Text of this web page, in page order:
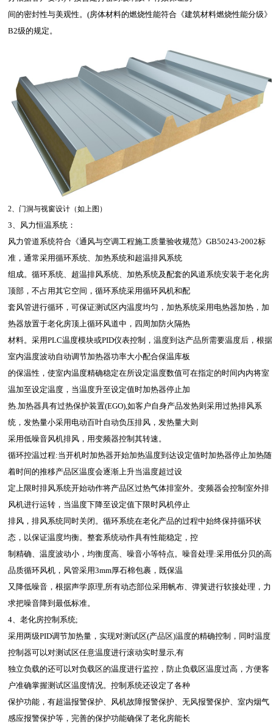
间的密封性与美观性。(房体材料的燃烧性能符合《建筑材料燃烧性能分级》
B2级的规定。
2、门洞与视窗设计（如上图）
3、风力恒温系统：
风力管道系统符合《通风与空调工程施工质量验收规范》GB50243-2002标
准，通常采用循环系统、加热系统和超温排风系统
组成。循环系统、超温排风系统、加热系统及配套的风道系统安装于老化房
顶部，不占用其它空间，循环系统采用循环风机和配
套风管进行循环，可保证测试区内温度均匀，加热系统采用电热器加热，加
热器放置于老化房顶上循环风道中，四周加防火隔热
材料。采用PLC温度模块或PID仪表控制，温度到达产品所需要温度后，根据
室内温度波动自动调节加热器功率大小配合保温库板
的保温性，使室内温度精确稳定在所设定温度数值可在指定的时间内内将室
温加至设定温度，当温度升至设定值时加热器停止加
热.加热器具有过热保护装置(EGO),如客户自身产品发热则采用过热排风系
统，发热量小采用电动百叶自动负压排风，发热量大则
采用低噪音风机排风，用变频器控制其转速。
循环控温过程:当开机时加热器开始加热温度到达设定值时加热器停止加热随
着时间的推移产品区温度会逐渐上升当温度超过设
定上限时排风系统开始动作将产品区过热气体排室外。变频器会控制室外排
风机进行运转，当温度下降至设定值下限时风机停止
排风，排风系统同时关闭。循环系统在老化产品的过程中始终保持循环状
态，以保证温度均衡。整套系统动作具有性能稳定，控
制精确、温度波动小，均衡度高、噪音小等特点。噪音处理:采用低分贝的高
品质循环风机，风管采用3mm厚石棉包裹，既保温
又降低噪音，根据声学原理,所有动态部位采用帆布、弹簧进行软接处理，力
求把噪音降到最低标准。
4、老化房控制系统;
采用两级PID调节加热量，实现对测试区(产品区)温度的精确控制，同时温度
控制器可以对测试区任意温度进行滚动实时显示,有
独立负载的还可以对负载区的温度进行监控，防止负载区温度过高，方便客
户准确掌握测试区温度情况。控制系统还设定了各种
保护功能，有超温报警保护、风机故障报警保护、无风报警保护、室内烟气
感应报警保护等，完善的保护功能确保了老化房能长